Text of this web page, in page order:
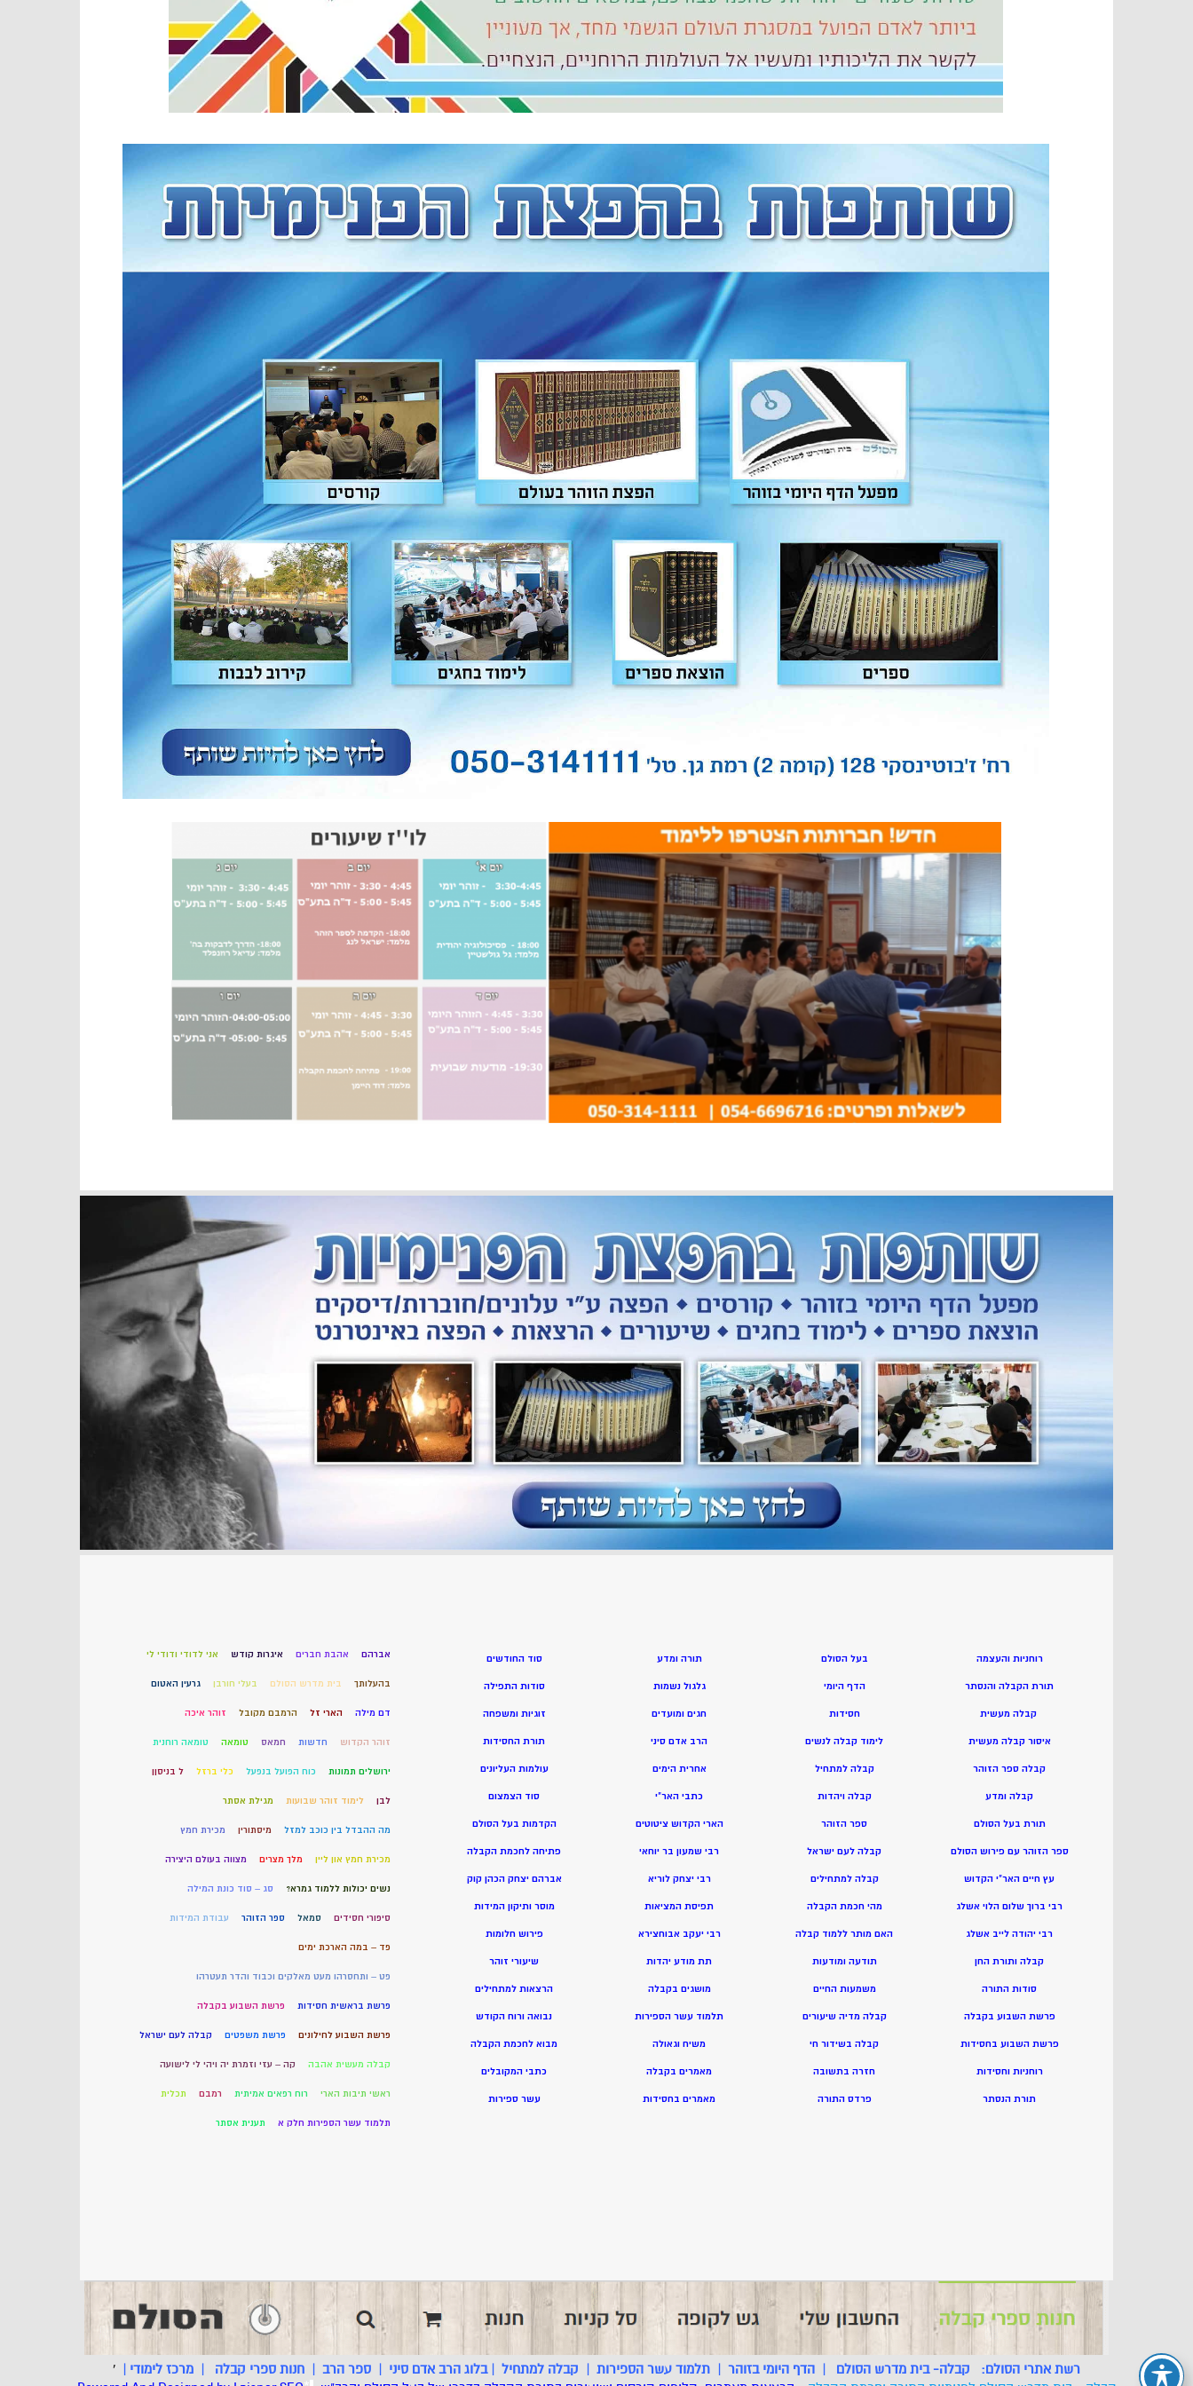
אברהם אהבת חברים איגרות קודש אני לדודי ודודי לי
בהעלותך בית מדרש הסולם בעלי חורבן גרעין האטום
דם מילה הארי זל הרמבם מקובל זוהר איכה
זוהר הקדוש חדשות חמאס טומאה טומאה רוחנית
ירושלים תמונות כוח הפועל בנפעל כלי ברזל ל בניסןן
לבן לימוד זוהר שבועות מגילת אסתר
מה ההבדל בין כוכב למזל מיסתורין מכירת חמץ
מכירת חמץ און ליין מלך מצרים מצווה בעולם היצירה
נשים יכולות ללמוד גמרא? סג – סוד כונת המילה
סיפורי חסידים סמאל ספר הזוהר עבודת המידות
פד – במה הארכת ימים
פט – ותחסרהו מעט מאלקים וכבוד והדר תעטרהו
פרשת בראשית חסידות פרשת השבוע בקבלה
פרשת השבוע לחילונים פרשת משפטים קבלה לעם ישראל
קבלה מעשית אהבה קה – עזי וזמרת יה ויהי לי לישועה
ראשי תיבות הארי רוח רפאים אמיתית רמבם תכלית
תלמוד עשר הספירות חלק א תענית אסתר
סוד החודשים
סודות התפילה
זוגיות ומשפחה
תורת החסידות
עולמות העליונים
סוד הצמצום
הקדמות בעל הסולם
פתיחה לחכמת הקבלה
אברהם יצחק הכהן קוק
מוסר ותיקון המידות
פירוש חלומות
שיעורי זוהר
הרצאות למתחילים
נבואה ורוח הקודש
מבוא לחכמת הקבלה
כתבי המקובלים
עשר ספירות
תורה ומדע
גלגול נשמות
חגים ומועדים
הרב אדם סיני
אחרית הימים
כתבי האר”י
הארי הקדוש ציטוטים
רבי שמעון בר יוחאי
רבי יצחק לוריא
תפיסת המציאות
רבי יעקב אבוחצירא
תת מודע יהדות
מושגים בקבלה
תלמוד עשר הספירות
משיח וגאולה
מאמרים בקבלה
מאמרים בחסידות
בעל הסולם
הדף היומי
חסידות
לימוד קבלה לנשים
קבלה למתחיל
קבלה ויהדות
ספר הזוהר
קבלה לעם ישראל
קבלה למתחילים
מהי חכמת הקבלה
האם מותר ללמוד קבלה
תודעה ומודעות
משמעות החיים
קבלה מדיה שיעורים
קבלה בשידור חי
חזרה בתשובה
פרדס התורה
רוחניות והעצמה
תורת הקבלה והנסתר
קבלה מעשית
איסור קבלה מעשית
קבלה ספר הזוהר
קבלה ומדע
תורת בעל הסולם
ספר הזוהר עם פירוש הסולם
עץ חיים האר”י הקדוש
רבי ברוך שלום הלוי אשלג
רבי יהודה לייב אשלג
קבלה ותורת החן
סודות התורה
פרשת השבוע בקבלה
פרשת השבוע בחסידות
רוחניות וחסידות
תורת הנסתר
רשת אתרי הסולם: קבלה- בית מדרש הסולם הדף היומי בזוהר תלמוד עשר הספירות קבלה למתחיל |בלוג הרב אדם סיני ספר הרב חנות ספרי קבלה מרכז לימודי
'